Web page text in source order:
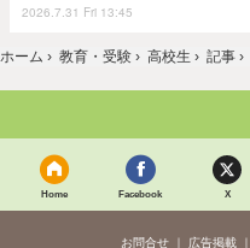
2026.7.31 Fri 13:45
ホーム › 教育・受験 › 高校生 › 記事 ›
Home Facebook X
お問合せ 広告掲載